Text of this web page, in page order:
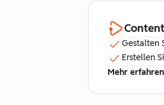
Gestalten
Erstellen
Mehr erfahren